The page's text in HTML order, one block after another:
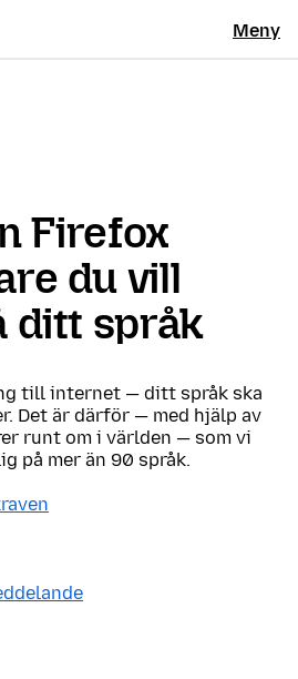
Meny
Firefox
du vill
ditt språk
till internet — ditt språk ska
Det är därför — med hjälp av
runt om i världen — som vi
på mer än 90 språk.